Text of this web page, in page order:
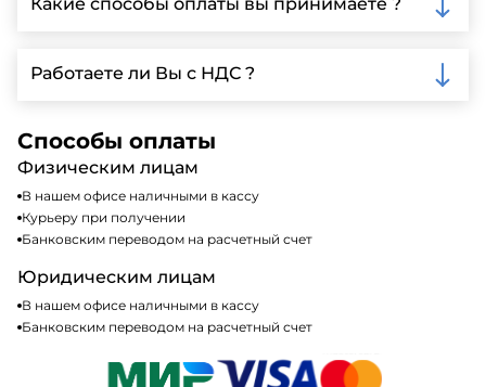
автопарк, для обеспечения быстрой и надежной
включая наличные, банковские переводы,
кредитные карты. Подробную информацию о
Работаете ли Вы с НДС ?
налогообложения, т.е с НДС 20%
Способы оплаты
Физическим лицам
В нашем офисе наличными в кассу
Курьеру при получении
Банковским переводом на расчетный счет
Юридическим лицам
В нашем офисе наличными в кассу
Банковским переводом на расчетный счет